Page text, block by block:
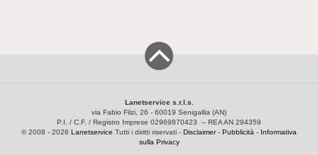
Lanetservice s.r.l.s.
via Fabio Filzi, 26 - 60019 Senigallia (AN)
P.I. / C.F. / Registro Imprese 02969870423 – REA AN 294359
© 2008 - 2026 Lanetservice Tutti i diritti riservati - Disclaimer- Pubblicità - Informativa
sulla Privacy